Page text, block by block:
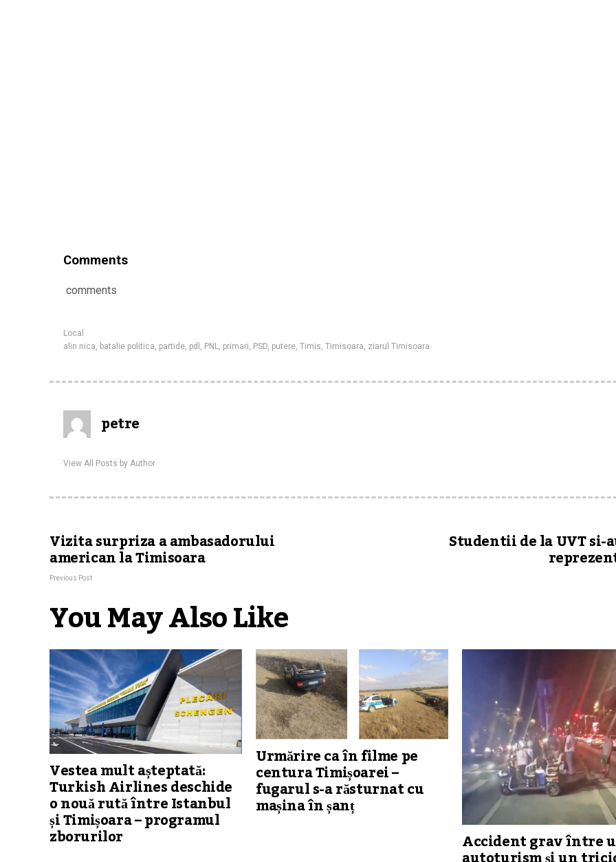
Comments
comments
Local
alin nica, batalie politica, partide, pdl , PNL, primari, PSD, putere, Timis, Timisoara, ziarul Timisoara
petre
View All Posts by Author
Vizita surpriza a ambasadorului
american la Timisoara
Previous Post
Studentii de la UVT si-
You May Also Like
Vestea mult așteptată:
Turkish Airlines deschide
o nouă rută între Istanbul
și Timișoara – programul
zborurilor
Urmărire ca în filme pe
centura Timișoarei –
fugarul s-a răsturnat cu
mașina în șanț
Accident grav între